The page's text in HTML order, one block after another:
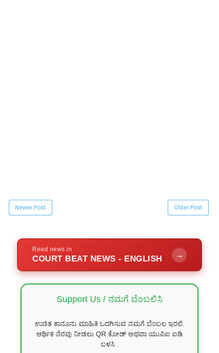
Newer Post Older Post
Read news in
COURT BEAT NEWS - ENGLISH →
Support Us / ನಮಗೆ ಬೆಂಬಲಿಸಿ
ಉಚಿತ ಕಾನೂನು ಮಾಹಿತಿ ಒದಗಿಸುವ ನಮಗೆ ಬೆಂಬಲ ಇರಲಿ.
ಆರ್ಥಿಕ ನೆರವು ನೀಡಲು QR ಕೋಡ್ ಅಥವಾ ಯುಪಿಐ ಐಡಿ
ಬಳಸಿ .